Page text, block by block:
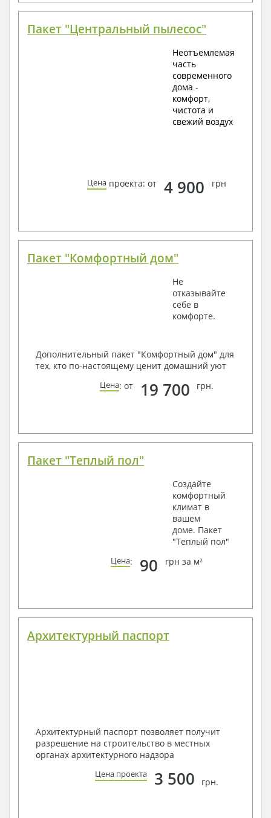
Пакет "Центральный пылесос"
Неотъемлемая
часть
современного
дома -
комфорт,
чистота и
свежий воздух
Цена проекта: от 4 900 грн
Пакет "Комфортный дом"
Не
отказывайте
себе в
комфорте.
Дополнительный пакет "Комфортный дом" для
тех, кто по-настоящему ценит домашний уют
Цена: от 19 700 грн.
Пакет "Теплый пол"
Создайте
комфортный
климат в
вашем
доме. Пакет
"Теплый пол"
Цена: 90 грн за м²
Архитектурный паспорт
Архитектурный паспорт позволяет получит
разрешение на строительство в местных
органах архитектурного надзора
Цена проекта 3 500 грн.